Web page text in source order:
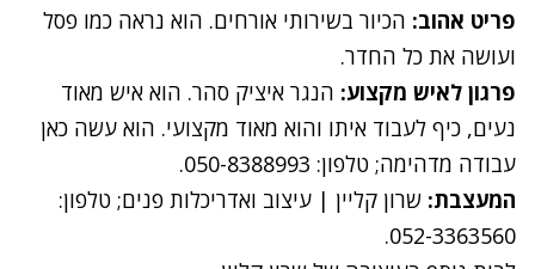
פריט אהוב: הכיור בשירותי אורחים. הוא נראה כמו פסל
ועושה את כל החדר.
פרגון לאיש מקצוע: הנגר איציק סהר. הוא איש מאוד
נעים, כיף לעבוד איתו והוא מאוד מקצועי. הוא עשה כאן
עבודה מדהימה; טלפון: 050-8388993.
המעצבת: שרון קליין | עיצוב ואדריכלות פנים; טלפון:
052-3363560.